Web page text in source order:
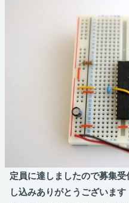
定員に達しましたので募集
し込みありがとうございます